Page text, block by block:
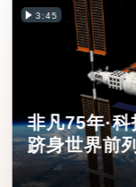
3:45
非凡75年·
跻身世界前